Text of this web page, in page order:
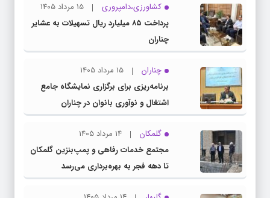
کشاورزی،دامپروری
15 مرداد 1405
پرداخت ۸۵ میلیارد ریال تسهیلات به عشایر
چناران
چناران
15 مرداد 1405
برنامه‌ریزی برای برگزاری نمایشگاه جامع
اشتغال و نوآوری بانوان در چناران
گلمکان
14 مرداد 1405
مجتمع خدمات رفاهی و پمپ‌بنزین گلمکان
تا دهه فجر به بهره‌برداری می‌رسد